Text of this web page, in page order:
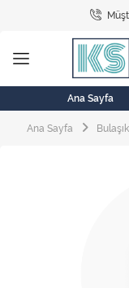
Ana Sayfa
Ana Sayfa